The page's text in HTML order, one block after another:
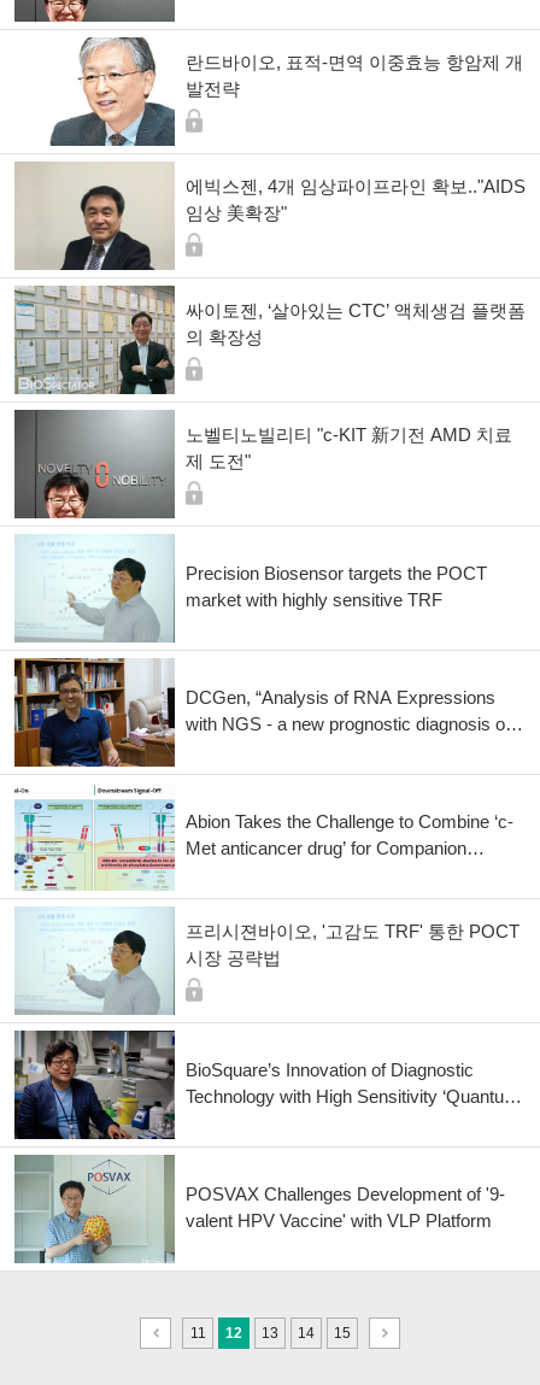
란드바이오, 표적-면역 이중효능 항암제 개
발전략
에빅스젠, 4개 임상파이프라인 확보.."AIDS
임상 美확장"
싸이토젠, ‘살아있는 CTC’ 액체생검 플랫폼
의 확장성
노벨티노빌리티 "c-KIT 新기전 AMD 치료
제 도전"
Precision Biosensor targets the POCT
market with highly sensitive TRF
DCGen, “Analysis of RNA Expressions
with NGS - a new prognostic diagnosis of
Abion Takes the Challenge to Combine ‘c-
Met anticancer drug’ for Companion
프리시젼바이오, '고감도 TRF' 통한 POCT
시장 공략법
BioSquare’s Innovation of Diagnostic
Technology with High Sensitivity ‘Quantum
POSVAX Challenges Development of '9-
valent HPV Vaccine' with VLP Platform
이
전
11 12 13 14 15
다
음